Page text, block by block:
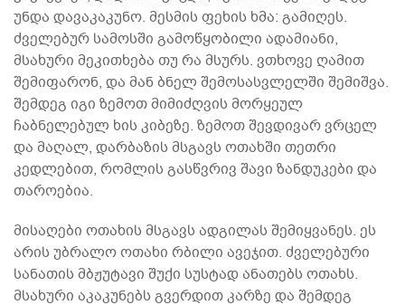
უნდა დავაკაკუნო. მესმის ფეხის ხმა: გამიღეს.
ძველებურ სამოსში გამოწყობილი ადამიანი,
მსახური მეკითხება თუ რა მსურს. ვთხოვე ღამით
შემიფარონ, და მან ბნელ შემოსასვლელში შემიშვა.
შემდეგ იგი ზემოთ მიმიძღვის მორყეულ
ჩაბნელებულ ხის კიბეზე. ზემოთ შევდივარ ვრცელ
და მაღალ, დარბაზის მსგავს ოთახში თეთრი
კედლებით, რომლის გასწვრივ შავი ზანდუკები და
თაროებია.
მისაღები ოთახის მსგავს ადგილას შემიყვანეს. ეს
არის უბრალო ოთახი რბილი ავეჯით. ძველებური
სანათის მბჟუტავი შუქი სუსტად ანათებს ოთახს.
მსახური აკაკუნებს გვერდით კარზე და შემდეგ